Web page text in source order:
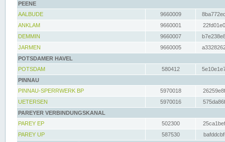
PEENE
AALBUDE
9660009
ANKLAM
9660001
DEMMIN
9660007
JARMEN
9660005
POTSDAMER HAVEL
POTSDAM
580412
PINNAU
PINNAU-SPERRWERK BP
5970018
UETERSEN
5970016
PAREYER VERBINDUNGSKANAL
PAREY EP
502300
PAREY UP
587530